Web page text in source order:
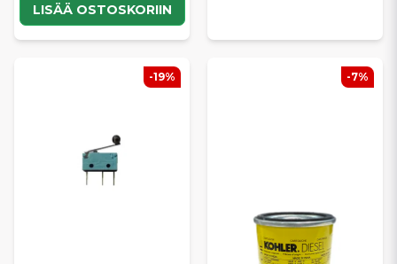
LISÄÄ OSTOSKORIIN
-19% -7%